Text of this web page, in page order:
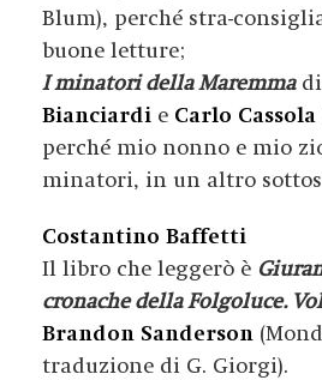
Blum), perché stra-
buone letture;
I minatori della Maremmadi
Bianciardi e Carlo Cassola
perché mio nonno e mio
minatori, in un altro
Costantino Baffetti
Il libro che leggerò è
cronache della Folgoluce.
Brandon Sanderson
traduzione di G. Giorgi).